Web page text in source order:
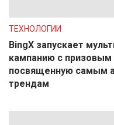
ТЕХНОЛОГИИ
BingX запускает
кампанию с
посвященную самым
трендам